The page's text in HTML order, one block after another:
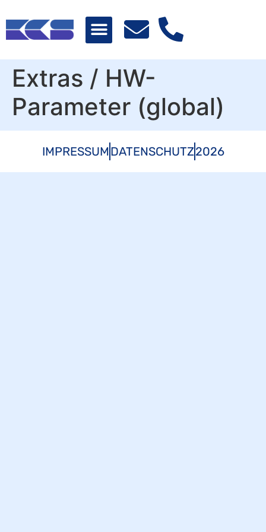
Extras / HW-
Parameter (global)
IMPRESSUMDATENSCHUTZ2026